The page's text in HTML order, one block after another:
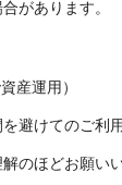
があります。
産運用）
避けてのご利
のほどお願い